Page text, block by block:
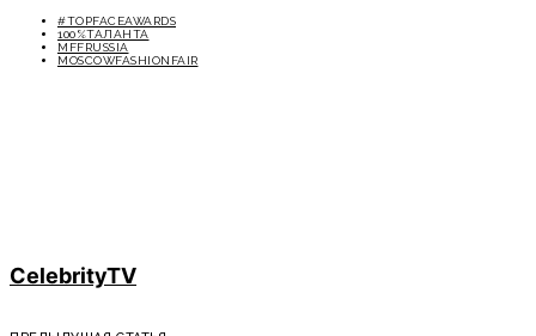
#TOPFACEAWARDS
100%ТАЛАНТА
MFFRUSSIA
MOSCOWFASHIONFAIR
CelebrityTV